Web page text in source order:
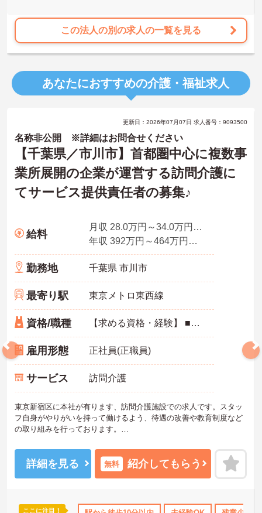
この法人の別の求人の一覧を見る
あなたにおすすめの介護・福祉求人
更新日：2026年07月07日 求人番号：9093500
名称非公開 ※詳細はお問合せください
【千葉県／市川市】首都圏中心に複数事
業所展開の企業が運営する訪問介護に
てサービス提供責任者の募集♪
給料
月収 28.0万円～34.0万円程度 ※諸手当込み
年収 392万円～464万円程度※諸手当込み※想定年収
勤務地 千葉県 市川市
最寄り駅 東京メトロ東西線
資格/職種 【求める資格・経験】 ■介護福祉士 〈こんな方を歓迎します〉 ・今後、管理者やエリアマネージャーへと「キャリアアップ」したい方 ・もっと利用者の方に「良い介護をしたい」と感じている方 ・仕事の内容を給与面でも「しっかりと評価」してほしい方 ・介護事業で「No1の会社」を作りたいと思っている方
雇用形態 正社員(正職員)
サービス 訪問介護
東京新宿区に本社が有ります、訪問介護施設での求人です。スタッ
フ自身がやりがいを持って働けるよう、待遇の改善や教育制度など
の取り組みを行っております。
たしますのでお気軽にお問い合わせ下さい。
詳細を見る 無料 紹介してもらう
ここに注目！